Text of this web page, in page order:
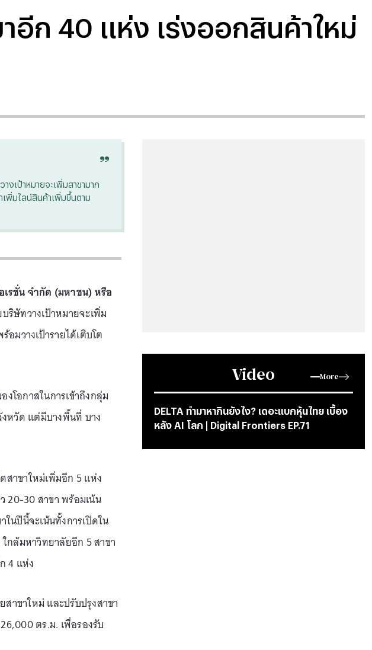
อีก 40 แห่ง เร่งออกสินค้าใหม่
Video More
DELTA ทำมาหากินยังไง? เดอะแบกหุ้นไทย เบื้อง
หลัง AI โลก | Digital Frontiers EP.71
“
เป้าหมายจะเพิ่มสาขามาก
พิ่มไลน์สินค้าเพิ่มขึ้นตาม
เรชั่น จำกัด (มหาชน) หรือ
ริษัทวางเป้าหมายจะเพิ่ม
มวางเป้ารายได้เติบโต
โอกาสในการเข้าถึงกลุ่ม
หวัด แต่มีบางพื้นที่ บาง
สาขาใหม่เพิ่มอีก 5 แห่ง
20-30 สาขา พร้อมเน้น
นปีนี้จะเน้นทั้งการเปิดใน
กล้มหาวิทยาลัยอีก 5 สาขา
4 แห่ง
าขาใหม่ และปรับปรุงสาขา
ตร.ม. เพื่อรองรับ